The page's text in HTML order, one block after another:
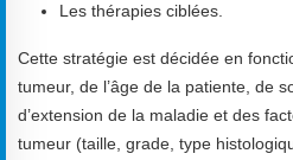
Les thérapies ciblées.
Cette stratégie est décidée en
tumeur, de l’âge de la patiente, de
d’extension de la maladie et des
tumeur (taille, grade, type